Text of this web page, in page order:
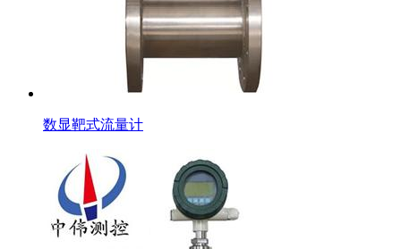
数显靶式流量计